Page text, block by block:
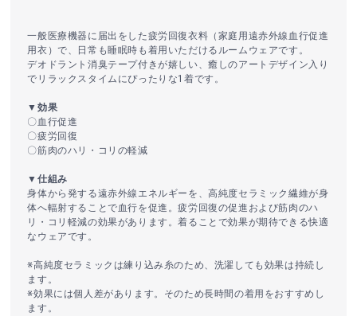
一般医療機器に届出をした疲労回復衣料（家庭用遠赤外線血行促進
用衣）で、日常も睡眠時も着用いただけるルームウェアです。
デオドラント消臭テープ付きが嬉しい、癒しのアートデザイン入り
でリラックスタイムにぴったりな1着です。
▼効果
〇血行促進
〇疲労回復
〇筋肉のハリ・コリの軽減
▼仕組み
身体から発する遠赤外線エネルギーを、高純度セラミック繊維が身
体へ輻射することで血行を促進。疲労回復の促進および筋肉のハ
リ・コリ軽減の効果があります。着ることで効果が期待できる快適
なウェアです。
※高純度セラミックは練り込み糸のため、洗濯しても効果は持続し
ます。
※効果には個人差があります。そのため長時間の着用をおすすめし
ます。